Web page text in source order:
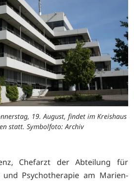
19. August, findet im Kreishaus
statt. Symbolfoto: Archiv
Chefarzt der Abteilung für
und Psychotherapie am Marien-